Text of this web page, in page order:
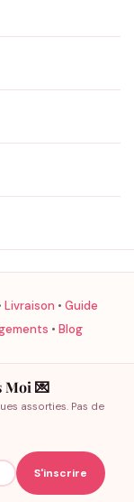
Livraison • Guide
• Blog
Moi 💌
assorties. Pas de